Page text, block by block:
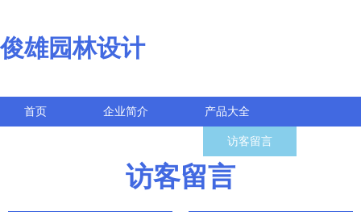
俊雄园林设计
首页 企业简介 产品大全
访客留言
访客留言